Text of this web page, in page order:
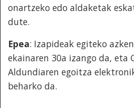
onartzeko edo aldaketak
dute.
Epea: Izapideak egiteko
ekainaren 30a izango da, eta
Aldundiaren egoitza
beharko da.